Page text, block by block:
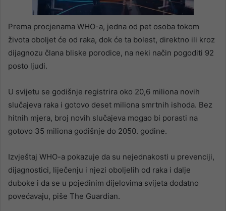
Prema procjenama WHO-a, jedna od pet osoba tokom
života oboljet će od raka, dok će ta bolest, direktno ili kroz
dijagnozu člana bliske porodice, na neki način pogoditi 92
posto ljudi.
U svijetu se godišnje registrira oko 20,6 miliona novih
slučajeva raka i gotovo deset miliona smrtnih ishoda. Bez
hitnih mjera, broj novih slučajeva mogao bi porasti na
gotovo 35 miliona godišnje do 2050. godine.
Izvještaj WHO-a pokazuje da su nejednakosti u prevenciji,
dijagnostici, liječenju i njezi oboljelih od raka i dalje
duboke i da se u pojedinim dijelovima svijeta dodatno
povećavaju, piše The Guardian.